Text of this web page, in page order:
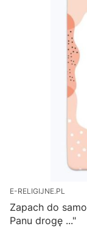
E-RELIGIJNE.PL
Zapach do
Panu drogę ..."